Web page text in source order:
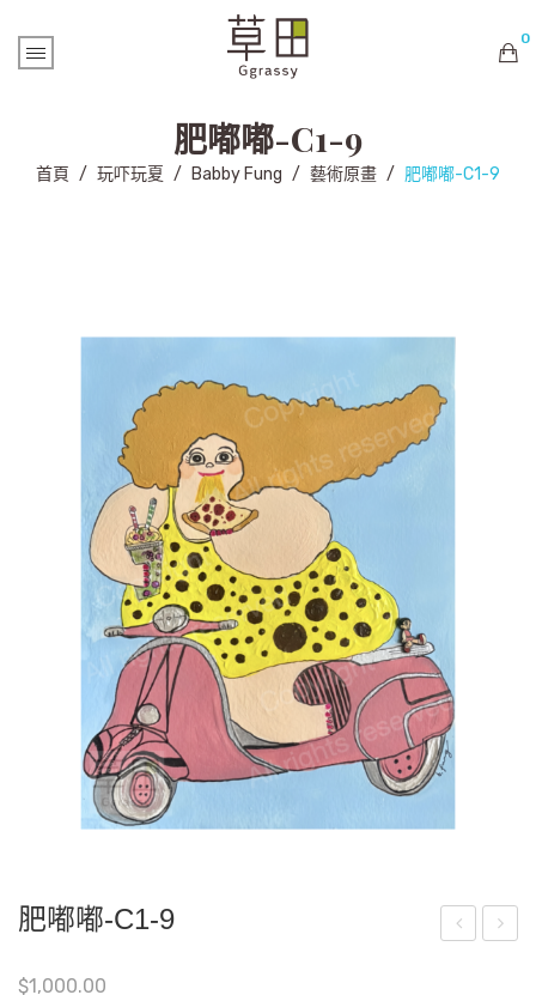
0
購物車內未有商品
肥嘟嘟-C1-9
首頁 / 玩吓玩夏 / Babby Fung / 藝術原畫 / 肥嘟嘟-C1-9
肥嘟嘟-C1-9
$1,000.00